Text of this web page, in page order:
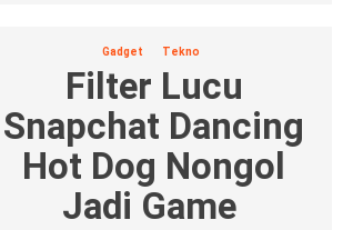
Gadget Tekno
Filter Lucu
Snapchat Dancing
Hot Dog Nongol
Jadi Game